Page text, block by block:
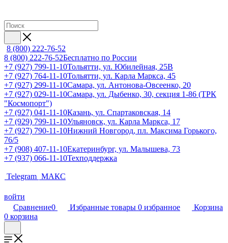
8 (800) 222-76-52
8 (800) 222-76-52Бесплатно по России
+7 (927) 799-11-10Тольятти, ул. Юбилейная, 25В
+7 (927) 764-11-10Тольятти, ул. Карла Маркса, 45
+7 (927) 299-11-10Самара, ул. Антонова-Овсеенко, 20
+7 (927) 029-11-10Самара, ул. Дыбенко, 30, секция 1-86 (ТРК
"Космопорт")
+7 (927) 041-11-10Казань, ул. Спартаковская, 14
+7 (929) 799-11-10Ульяновск, ул. Карла Маркса, 17
+7 (927) 790-11-10Нижний Новгород, пл. Максима Горького,
76/5
+7 (908) 407-11-10Екатеринбург, ул. Малышева, 73
+7 (937) 066-11-10Техподдержка
Telegram МАКС
войти
Сравнение0 Избранные товары 0 избранное
Корзина
0 корзина